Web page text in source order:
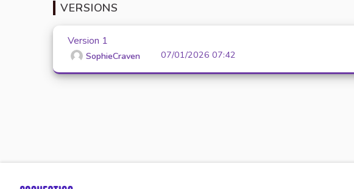
VERSIONS
Version 1
SophieCraven 07/01/2026 07:42